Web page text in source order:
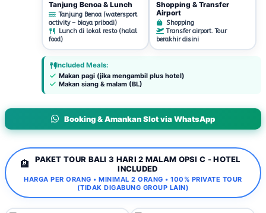
Tanjung Benoa & Lunch
Tanjung Benoa (watersport
activity – biaya pribadi)
Lunch di lokal resto (halal
food)
Shopping & Transfer
Airport
Shopping
Transfer airport. Tour
berakhir disini
Included Meals:
Makan pagi (jika mengambil plus hotel)
Makan siang & malam (BL)
Booking & Amankan Slot via WhatsApp
🏨
PAKET TOUR BALI 3 HARI 2 MALAM OPSI C - HOTEL
INCLUDED
HARGA PER ORANG • MINIMAL 2 ORANG • 100% PRIVATE TOUR
(TIDAK DIGABUNG GROUP LAIN)